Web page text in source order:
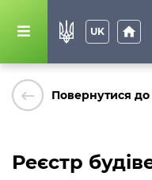
UK home
keyboard_backspace Повернутися
Реєстр